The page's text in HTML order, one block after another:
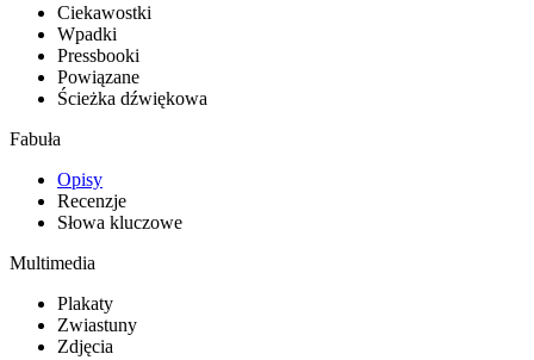
Ciekawostki
Wpadki
Pressbooki
Powiązane
Ścieżka dźwiękowa
Fabuła
Opisy
Recenzje
Słowa kluczowe
Multimedia
Plakaty
Zwiastuny
Zdjęcia